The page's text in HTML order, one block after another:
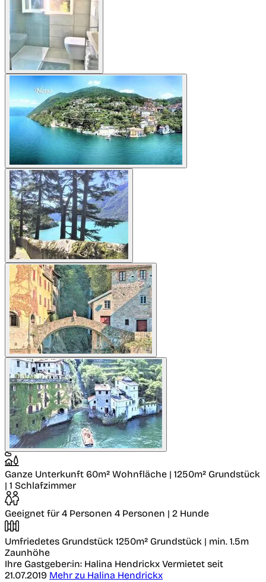
Ganze Unterkunft 60m² Wohnfläche | 1250m² Grundstück
| 1 Schlafzimmer
Geeignet für 4 Personen 4 Personen | 2 Hunde
Umfriedetes Grundstück 1250m² Grundstück | min. 1.5m
Zaunhöhe
Ihre Gastgeber:in: Halina Hendrickx Vermietet seit
21.07.2019 Mehr zu Halina Hendrickx